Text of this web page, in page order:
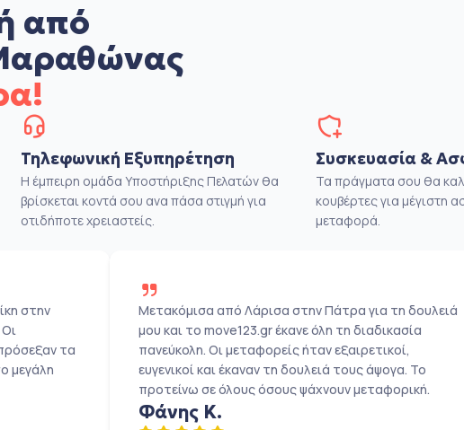
από
Τηλεφωνική Εξυπηρέτηση
Η έμπειρη ομάδα Υποστήριξης Πελατών θα
βρίσκεται κοντά σου ανα πάσα στιγμή για
οτιδήποτε χρειαστείς.
Συσκευασία &
Τα πράγματα σου θα
κουβέρτες για μέγιστη
μεταφορά.
στην
τα
μεγάλη
Μετακόμισα από Λάρισα στην Πάτρα για τη δουλειά
μου και το move123.gr έκανε όλη τη διαδικασία
πανεύκολη. Οι μεταφορείς ήταν εξαιρετικοί,
ευγενικοί και έκαναν τη δουλειά τους άψογα. Το
προτείνω σε όλους όσους ψάχνουν μεταφορική.
Φάνης Κ.